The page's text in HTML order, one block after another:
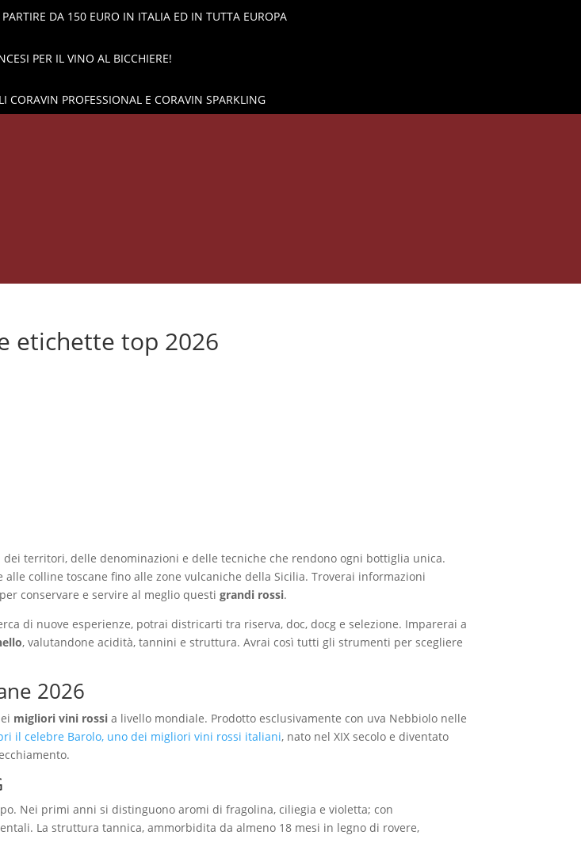
DA 150 EURO IN ITALIA ED IN TUTTA EUROPA
PER IL VINO AL BICCHIERE!
CORAVIN PROFESSIONAL E CORAVIN SPARKLING
etichette top 2026
dei territori, delle denominazioni e delle tecniche che rendono ogni bottiglia unica.
colline toscane fino alle zone vulcaniche della Sicilia. Troverai informazioni
conservare e servire al meglio questigrandi rossi.
di nuove esperienze, potrai districarti tra riserva, doc, docg e selezione. Imparerai a
, valutandone acidità, tannini e struttura. Avrai così tutti gli strumenti per scegliere
2026
migliori vini rossi a livello mondiale. Prodotto esclusivamente con uva Nebbiolo nelle
il celebre Barolo, uno dei migliori vini rossi italiani, nato nel XIX secolo e diventato
Nei primi anni si distinguono aromi di fragolina, ciliegia e violetta; con
La struttura tannica, ammorbidita da almeno 18 mesi in legno di rovere,